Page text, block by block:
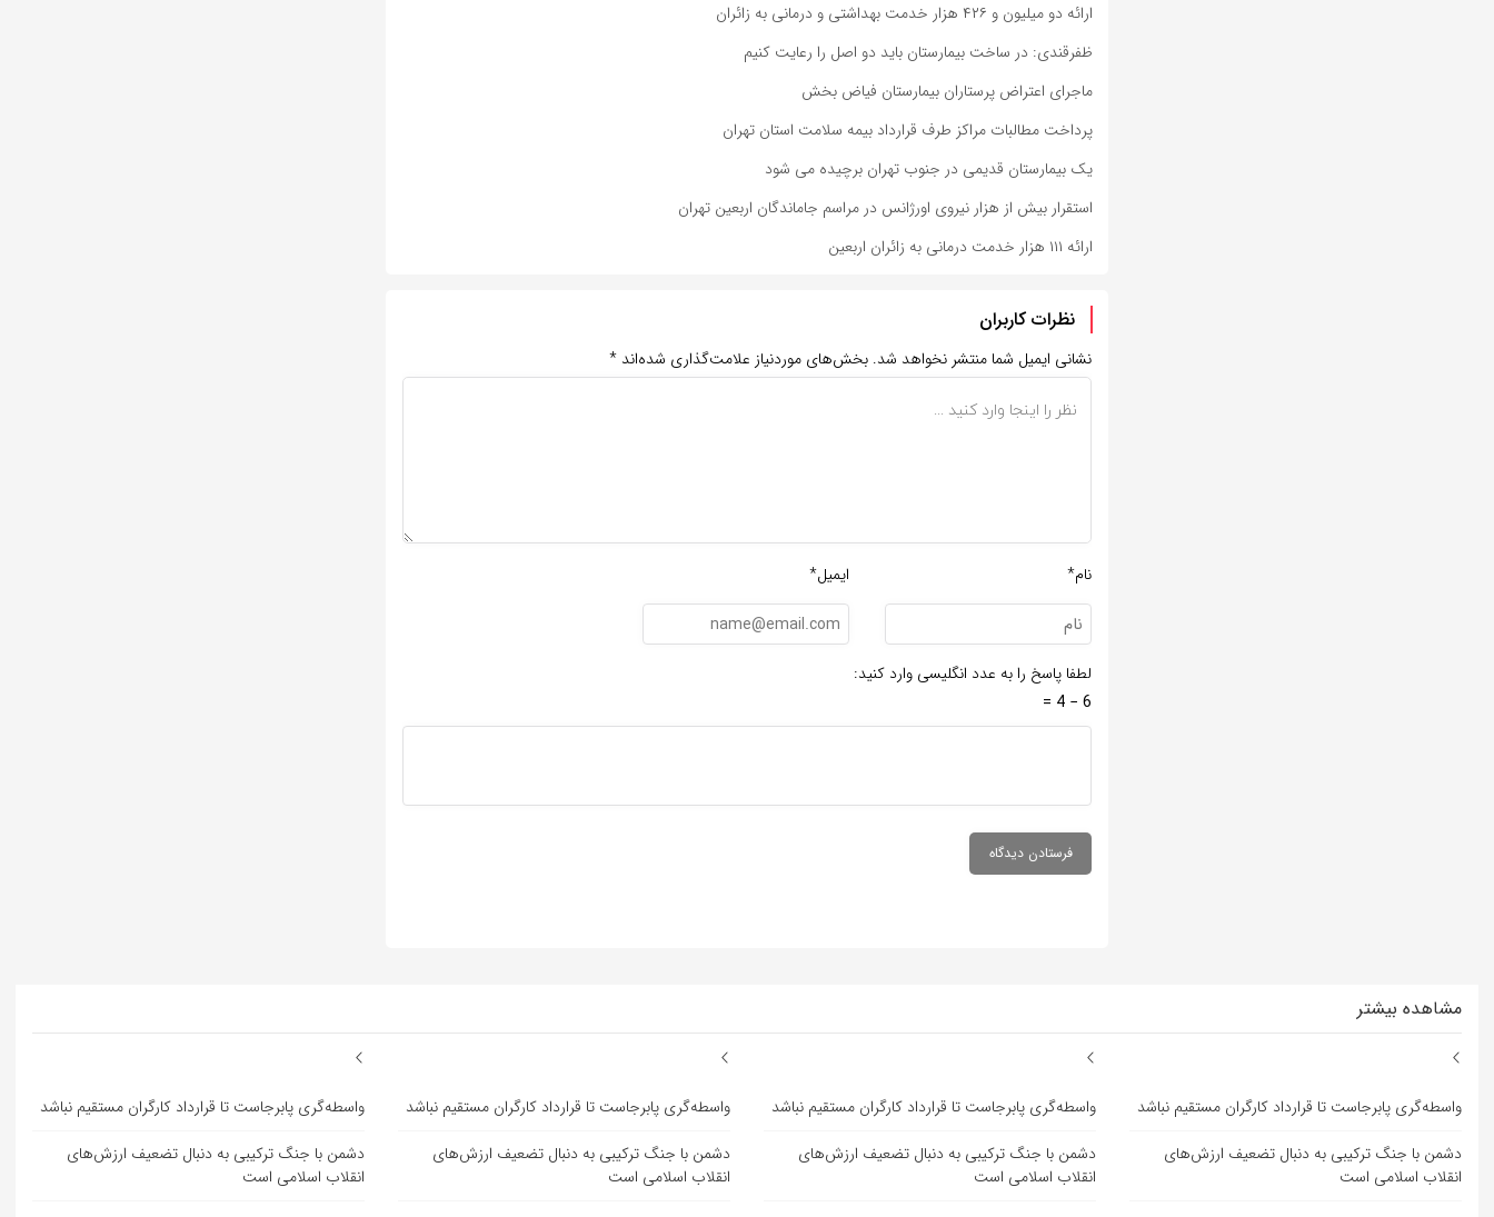
ارائه دو میلیون و ۴۲۶ هزار خدمت بهداشتی و درمانی به زائران
ظفرقندی: در ساخت بیمارستان باید دو اصل را رعایت کنیم
ماجرای اعتراض پرستاران بیمارستان فیاض بخش
پرداخت مطالبات مراکز طرف قرارداد بیمه سلامت استان تهران
یک بیمارستان قدیمی در جنوب تهران برچیده می شود
استقرار بیش از هزار نیروی اورژانس در مراسم جاماندگان اربعین تهران
ارائه ۱۱۱ هزار خدمت درمانی به زائران اربعین
نظرات کاربران
نشانی ایمیل شما منتشر نخواهد شد. بخش‌های موردنیاز علامت‌گذاری شده‌اند *
نام* ایمیل*
لطفا پاسخ را به عدد انگلیسی وارد کنید:
6 − 4 =
مشاهده بیشتر
واسطه‌گری پابرجاست تا قرارداد کارگران مستقیم نباشد
دشمن با جنگ ترکیبی به دنبال تضعیف ارزش‌های
انقلاب اسلامی است
واسطه‌گری پابرجاست تا قرارداد کارگران مستقیم نباشد
دشمن با جنگ ترکیبی به دنبال تضعیف ارزش‌های
انقلاب اسلامی است
واسطه‌گری پابرجاست تا قرارداد کارگران مستقیم نباشد
دشمن با جنگ ترکیبی به دنبال تضعیف ارزش‌های
انقلاب اسلامی است
واسطه‌گری پابرجاست تا قرارداد کارگران مستقیم نباشد
دشمن با جنگ ترکیبی به دنبال تضعیف ارزش‌های
انقلاب اسلامی است